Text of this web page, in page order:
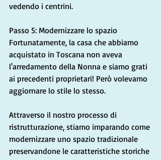
vedendo i centrini.
Passo 5: Modernizzare lo spazio
Fortunatamente, la casa che abbiamo
acquistato in Toscana non aveva
l'arredamento della Nonna e siamo grati
ai precedenti proprietari! Però volevamo
aggiornare lo stile lo stesso.
Attraverso il nostro processo di
ristrutturazione, stiamo imparando come
modernizzare uno spazio tradizionale
preservandone le caratteristiche storiche